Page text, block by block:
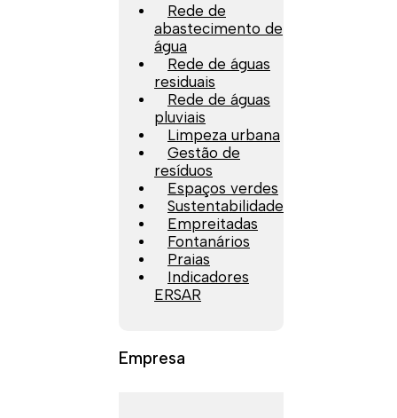
Rede de
abastecimento de
água
Rede de águas
residuais
Rede de águas
pluviais
Limpeza urbana
Gestão de
resíduos
Espaços verdes
Sustentabilidade
Empreitadas
Fontanários
Praias
Indicadores
ERSAR
Empresa